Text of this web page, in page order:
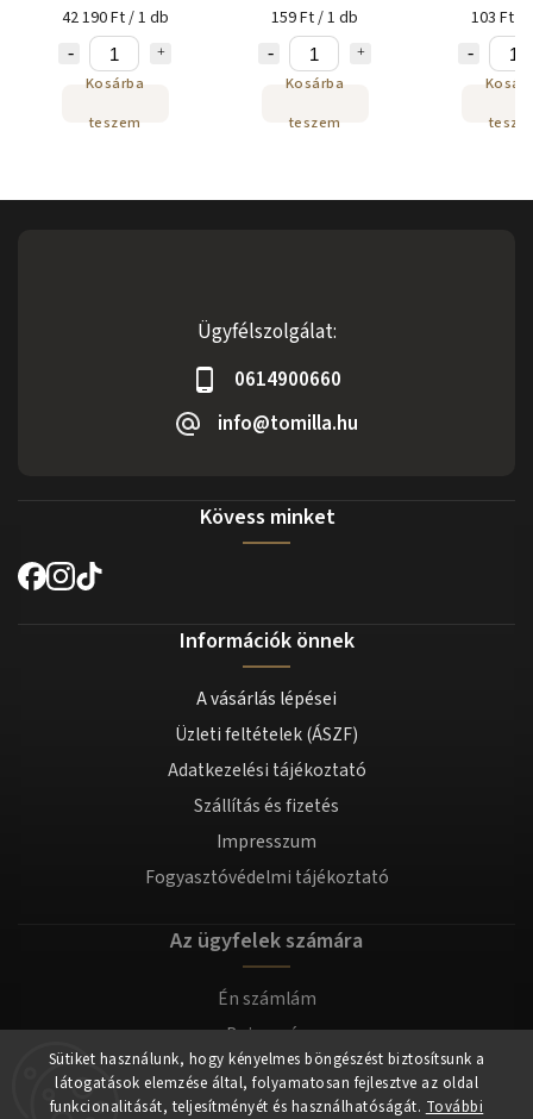
Sütiket használunk, hogy kényelmes böngészést biztosítsunk a
látogatások elemzése által, folyamatosan fejlesztve az oldal
funkcionalitását, teljesítményét és használhatóságát. További
42 190 Ft / 1 db
Kosárba
teszem
159 Ft / 1 db
Kosárba
teszem
103 Ft /
Ügyfélszolgálat:
0614900660
info@tomilla.hu
Kövess minket
Információk önnek
A vásárlás lépései
Üzleti feltételek (ÁSZF)
Adatkezelési tájékoztató
Szállítás és fizetés
Impresszum
Fogyasztóvédelmi tájékoztató
Az ügyfelek számára
Én számlám
Bejegyzés
Bejelentkezés